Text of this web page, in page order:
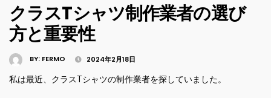
クラスTシャツ制作業者の選び
方と重要性
BY: FERMO 2024年2月18日
私は最近、クラスTシャツの制作業者を探していました。